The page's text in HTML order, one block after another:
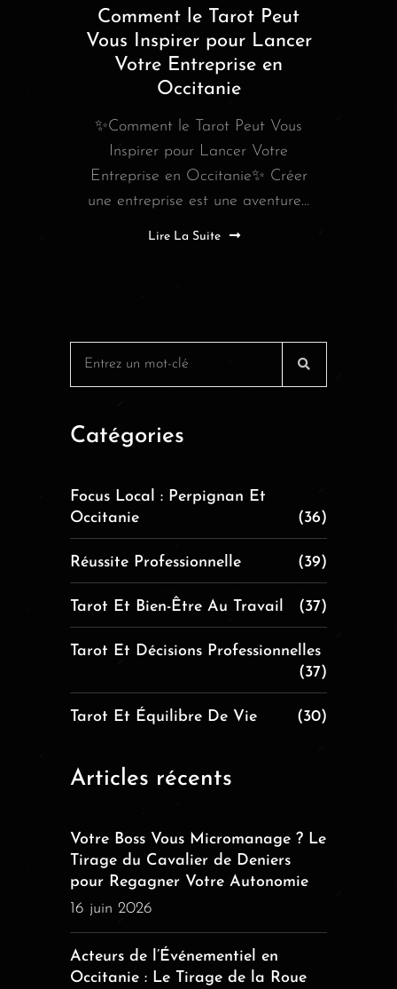
Comment le Tarot Peut
Vous Inspirer pour Lancer
Votre Entreprise en
Occitanie
✨Comment le Tarot Peut Vous
Inspirer pour Lancer Votre
Entreprise en Occitanie✨ Créer
une entreprise est une aventure...
Lire La Suite
Catégories
Focus Local : Perpignan Et
Occitanie
(36)
Réussite Professionnelle (39)
Tarot Et Bien-Être Au Travail (37)
Tarot Et Décisions Professionnelles
(37)
Tarot Et Équilibre De Vie (30)
Articles récents
Votre Boss Vous Micromanage ? Le
Tirage du Cavalier de Deniers
pour Regagner Votre Autonomie
16 juin 2026
Acteurs de l’Événementiel en
Occitanie : Le Tirage de la Roue